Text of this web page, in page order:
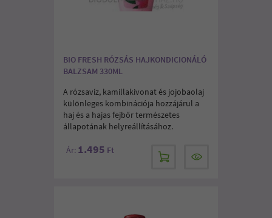
BIO FRESH RÓZSÁS HAJKONDICIONÁLÓ
BALZSAM 330ML
A rózsavíz, kamillakivonat és jojobaolaj
különleges kombinációja hozzájárul a
haj és a hajas fejbőr természetes
állapotának helyreállításához.
Ár: 1.495 Ft